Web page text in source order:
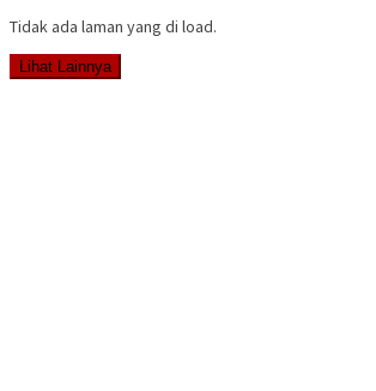
Tidak ada laman yang di load.
Lihat Lainnya